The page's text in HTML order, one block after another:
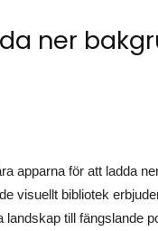
ner
apparna för att ladda
visuellt bibliotek
till fängslande